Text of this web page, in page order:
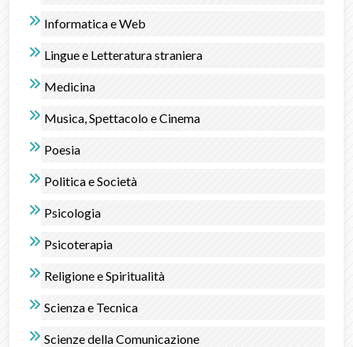
Informatica e Web
Lingue e Letteratura straniera
Medicina
Musica, Spettacolo e Cinema
Poesia
Politica e Società
Psicologia
Psicoterapia
Religione e Spiritualità
Scienza e Tecnica
Scienze della Comunicazione